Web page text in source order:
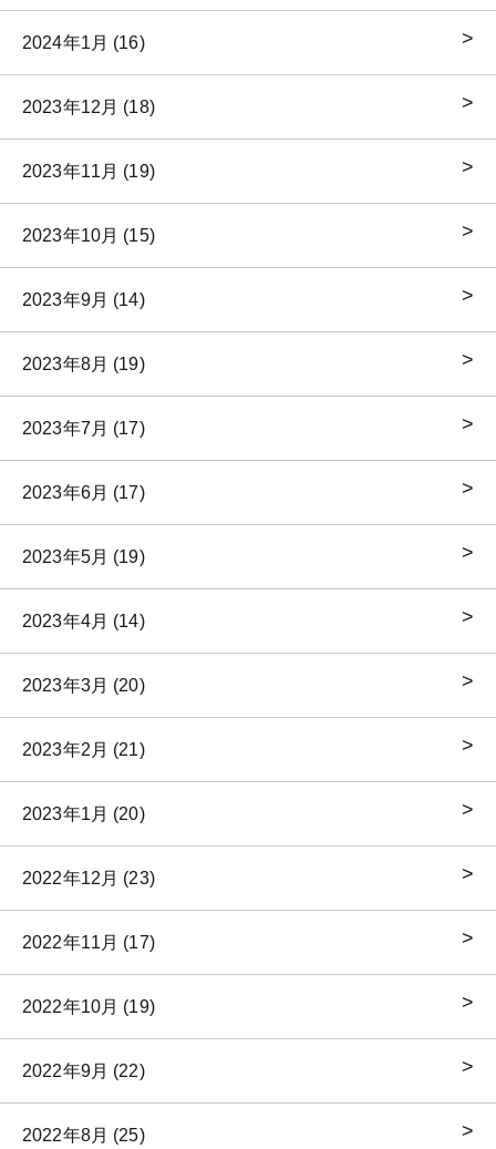
2024年1月 (16)
2023年12月 (18)
2023年11月 (19)
2023年10月 (15)
2023年9月 (14)
2023年8月 (19)
2023年7月 (17)
2023年6月 (17)
2023年5月 (19)
2023年4月 (14)
2023年3月 (20)
2023年2月 (21)
2023年1月 (20)
2022年12月 (23)
2022年11月 (17)
2022年10月 (19)
2022年9月 (22)
2022年8月 (25)